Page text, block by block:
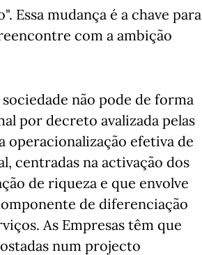
mudança é a chave para
com a ambição
não pode de forma
por decreto avalizada pelas
operacionalização efetiva de
centradas na activação dos
de riqueza e que envolve
de diferenciação
As Empresas têm que
num projecto